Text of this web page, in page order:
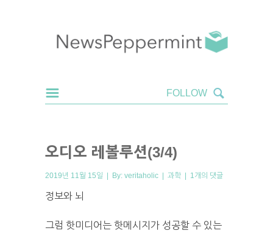
오디오 레볼루션(3/4)
2019년 11월 15일 | By: veritaholic | 과학 | 1개의 댓글
정보와 뇌
그럼 핫미디어는 핫메시지가 성공할 수 있는